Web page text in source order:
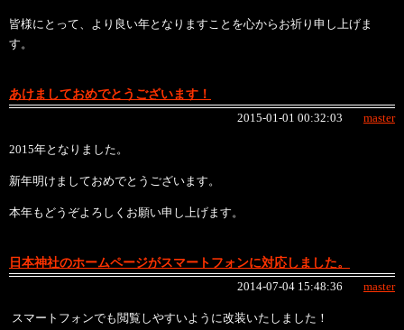
皆様にとって、より良い年となりますことを心からお祈り申し上げま
す。
あけましておめでとうございます！
2015-01-01 00:32:03 master
2015年となりました。
新年明けましておめでとうございます。
本年もどうぞよろしくお願い申し上げます。
日本神社のホームページがスマートフォンに対応しました。
2014-07-04 15:48:36 master
スマートフォンでも閲覧しやすいように改装いたしました！